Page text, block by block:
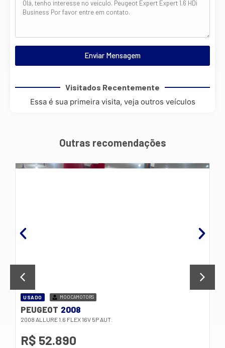
Enviar Mensagem
Visitados Recentemente
Essa é sua primeira visita, veja outros veículos
Outras recomendações
USADO MOOCAMOTORS
PEUGEOT 208
208 1.5 8V Active (Flex)
R$ 41.890